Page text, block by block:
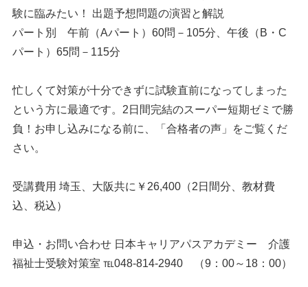
験に臨みたい！ 出題予想問題の演習と解説
パート別 午前（Aパート）60問－105分、午後（B・C
パート）65問－115分
忙しくて対策が十分できずに試験直前になってしまった
という方に最適です。2日間完結のスーパー短期ゼミで勝
負！お申し込みになる前に、「合格者の声」をご覧くだ
さい。
受講費用 埼玉、大阪共に￥26,400（2日間分、教材費
込、税込）
申込・お問い合わせ 日本キャリアパスアカデミー 介護
福祉士受験対策室 ℡048-814-2940 （9：00～18：00）